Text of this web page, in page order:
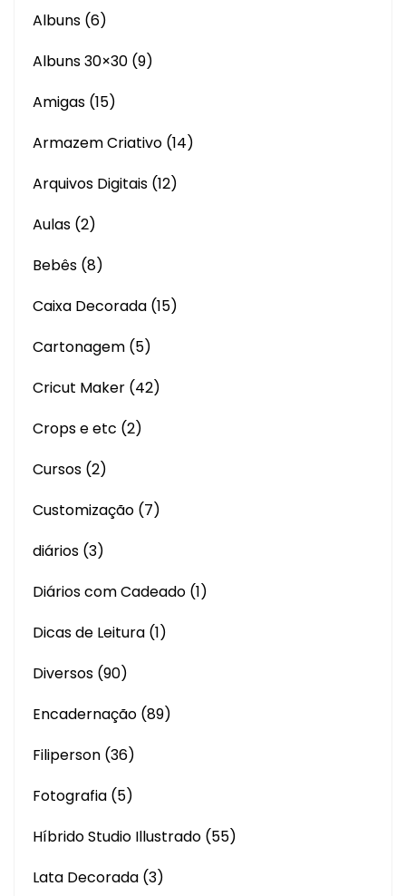
Albuns (6)
Albuns 30×30 (9)
Amigas (15)
Armazem Criativo (14)
Arquivos Digitais (12)
Aulas (2)
Bebês (8)
Caixa Decorada (15)
Cartonagem (5)
Cricut Maker (42)
Crops e etc (2)
Cursos (2)
Customização (7)
diários (3)
Diários com Cadeado (1)
Dicas de Leitura (1)
Diversos (90)
Encadernação (89)
Filiperson (36)
Fotografia (5)
Híbrido Studio Illustrado (55)
Lata Decorada (3)